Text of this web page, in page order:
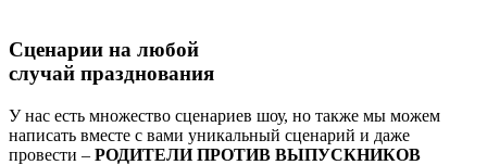
Сценарии на любой
случай празднования
У нас есть множество сценариев шоу, но также мы можем
написать вместе с вами уникальный сценарий и даже
провести – РОДИТЕЛИ ПРОТИВ ВЫПУСКНИКОВ